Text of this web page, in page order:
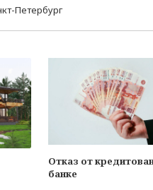
Петербург
Отказ от
банке